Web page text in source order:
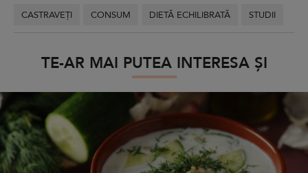
CASTRAVEȚI CONSUM DIETĂ ECHILIBRATĂ STUDII
TE-AR MAI PUTEA INTERESA ȘI